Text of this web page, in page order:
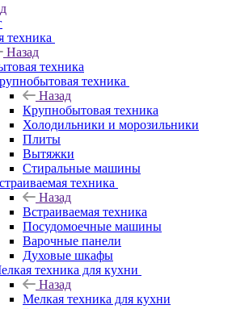
техника
Назад
техника
техника
Назад
Крупнобытовая техника
Холодильники и морозильники
Плиты
Вытяжки
Стиральные машины
техника
Назад
Встраиваемая техника
Посудомоечные машины
Варочные панели
Духовые шкафы
техника для кухни
Назад
Мелкая техника для кухни